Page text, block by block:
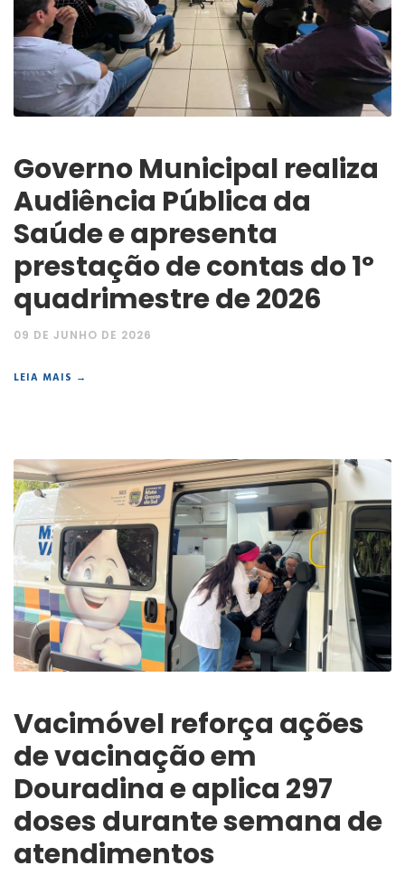
Governo Municipal realiza
Audiência Pública da
Saúde e apresenta
prestação de contas do 1º
quadrimestre de 2026
09 DE JUNHO DE 2026
LEIA MAIS →
Vacimóvel reforça ações
de vacinação em
Douradina e aplica 297
doses durante semana de
atendimentos